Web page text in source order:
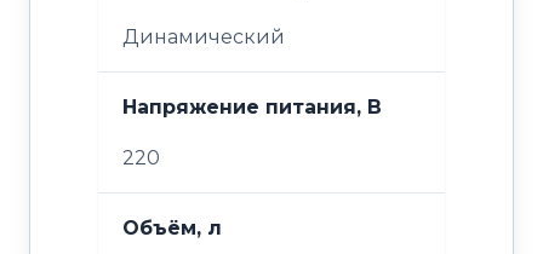
Динамический
Напряжение питания, В
220
Объём, л